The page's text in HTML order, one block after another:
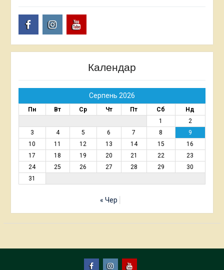
Календар
Серпень 2026
Пн Вт Ср Чт Пт Сб
Нд
1
2
3
4 5 6 7 8
9
10
11 12 13 14 15
16
17
18 19 20 21 22
23
24
25 26 27 28 29
30
31
« Чер